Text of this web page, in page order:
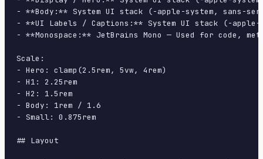
- **Body:** System UI stack (-apple-system, sans-
- **UI Labels / Captions:** System UI stack (-
- **Monospace:** JetBrains Mono — Used for code,
Scale:
- Hero: clamp(2.5rem, 5vw, 4rem)
- H1: 2.25rem
- H2: 1.5rem
- Body: 1rem / 1.6
- Small: 0.875rem
## Layout